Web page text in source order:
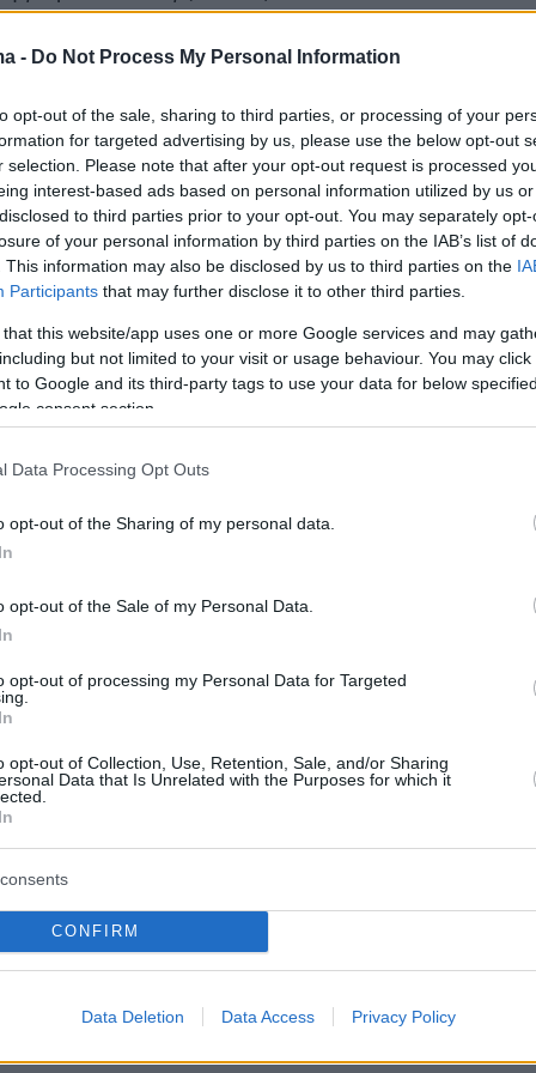
- Do Not Process My Personal Information
opt-out of the sale, sharing to third parties, or processing of your
for targeted advertising by us, please use the below opt-out
selection. Please note that after your opt-out request is processed
interest-based ads based on personal information utilized by us
to third parties prior to your opt-out. You may separately
of your personal information by third parties on the IAB’s list of
This information may also be disclosed by us to third parties on the
Participants that may further disclose it to other third parties.
that this website/app uses one or more Google services and may
but not limited to your visit or usage behaviour. You may
to Google and its third-party tags to use your data for below
consent section.
Data Processing Opt Outs
opt-out of the Sharing of my personal data.
opt-out of the Sale of my Personal Data.
opt-out of processing my Personal Data for Targeted
opt-out of Collection, Use, Retention, Sale, and/or Sharing
Data that Is Unrelated with the Purposes for which it
CONFIRM
Data Deletion Data Access Privacy Policy
επικράτειας εξακολουθούν να υπάρχουν
που θεωρούνται «σημαντικές» και
από σχεδόν 1.300 πυροσβέστες, 400
τριανταριά αεροπλάνα και ελικόπτερα.
εστίες, οι οποίες ενισχύονται από την
καύσωνα, μαίνονται στο κέντρο της χώρας,
Σανταρέμ, Κοΐμπρα και Καστέλο Μπράνκο.
ενεργοποιεί για δεύτερη φορά αυτό το
ευρωπαϊκό μηχανισμό αλληλοβοήθειας. Η
σ' αυτόν στα μέσα Ιουνίου, όταν μια
περισσότεροι από 200 είχαν τραυματισθεί
την περιοχή στο κέντρο της χώρας.
protothema.gr στο Google News
και μάθετε πρώτοι όλες